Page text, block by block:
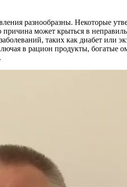
разнообразны. Некоторые
может крыться в
таких как диабет или
в рацион продукты,